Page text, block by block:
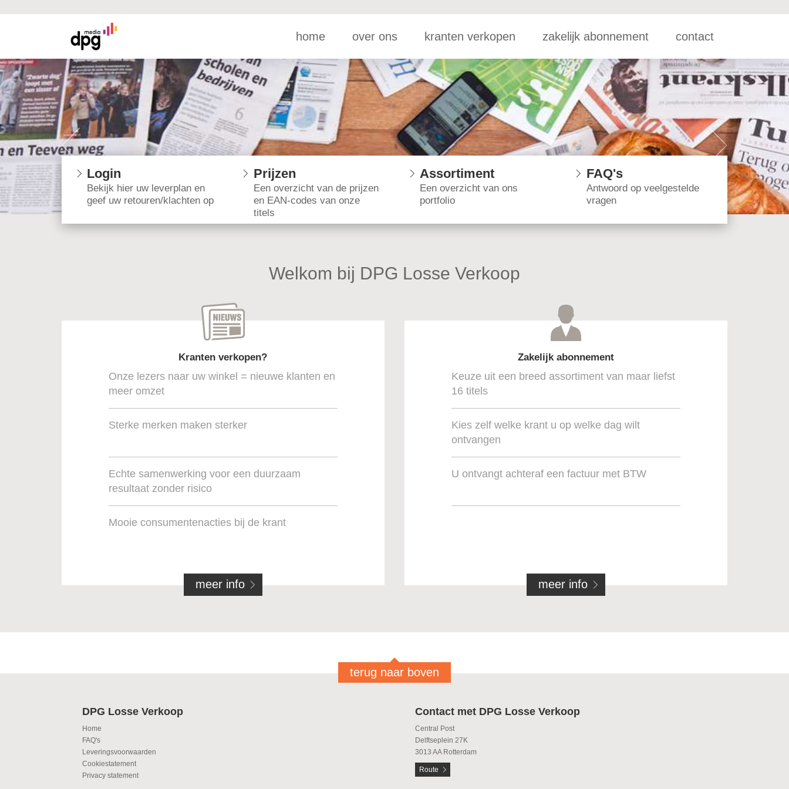
home over ons kranten verkopen zakelijk abonnement contact
Login
Bekijk hier uw leverplan en
geef uw retouren/klachten op
Prijzen
Een overzicht van de prijzen
en EAN-codes van onze
titels
Assortiment
Een overzicht van ons
portfolio
FAQ's
Antwoord op veelgestelde
vragen
Welkom bij DPG Losse Verkoop
Kranten verkopen?
Onze lezers naar uw winkel = nieuwe klanten en
meer omzet
Sterke merken maken sterker
Echte samenwerking voor een duurzaam
resultaat zonder risico
Mooie consumentenacties bij de krant
meer info
Zakelijk abonnement
Keuze uit een breed assortiment van maar liefst
16 titels
Kies zelf welke krant u op welke dag wilt
ontvangen
U ontvangt achteraf een factuur met BTW
meer info
terug naar boven
DPG Losse Verkoop
Home
FAQ's
Leveringsvoorwaarden
Cookiestatement
Privacy statement
Contact met DPG Losse Verkoop
Central Post
Delftseplein 27K
3013 AA Rotterdam
Route